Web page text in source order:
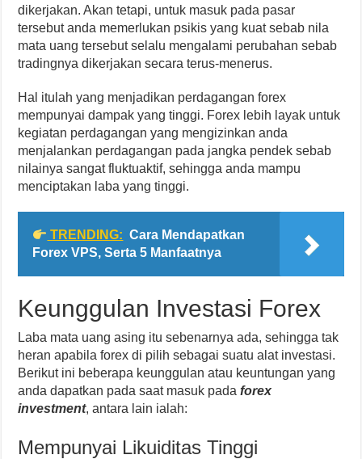
dikerjakan. Akan tetapi, untuk masuk pada pasar
tersebut anda memerlukan psikis yang kuat sebab nila
mata uang tersebut selalu mengalami perubahan sebab
tradingnya dikerjakan secara terus-menerus.
Hal itulah yang menjadikan perdagangan forex
mempunyai dampak yang tinggi. Forex lebih layak untuk
kegiatan perdagangan yang mengizinkan anda
menjalankan perdagangan pada jangka pendek sebab
nilainya sangat fluktuaktif, sehingga anda mampu
menciptakan laba yang tinggi.
TRENDING: Cara Mendapatkan
Forex VPS, Serta 5 Manfaatnya
Keunggulan Investasi Forex
Laba mata uang asing itu sebenarnya ada, sehingga tak
heran apabila forex di pilih sebagai suatu alat investasi.
Berikut ini beberapa keunggulan atau keuntungan yang
anda dapatkan pada saat masuk padaforex
investment, antara lain ialah:
Mempunyai Likuiditas Tinggi